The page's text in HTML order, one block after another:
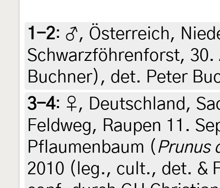
1-2: ♂, Österreich,
Schwarzföhrenforst,
Buchner), det. Peter
3-4: ♀, Deutschland,
Feldweg, Raupen 11.
Pflaumenbaum ( Prunus
2010 (leg., cult., det. &